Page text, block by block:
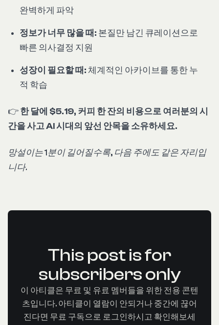
완벽하게 파악
정보가 너무 많을 때: 본질만 남긴 큐레이션으로
빠른 의사결정 지원
성장이 필요할 때: 체계적인 아카이브를 통한 누
적 학습
👉한 달에 $5.19, 커피 한 잔의 비용으로 여러분의 시
간을 사고 AI 시대의 앞선 안목을 소유하세요.
망설이는 1분이 길어질수록, 다음 주에도 같은 자리입
니다.
This post is for
subscribers only
이 아티클은 무료 및 유료 멤버들을 위한 전용 콘텐
츠입니다. 아티클이 열람이 안되거나 중간에 끊어
진다면 무료 구독으로 로그인하시고 확인해보세